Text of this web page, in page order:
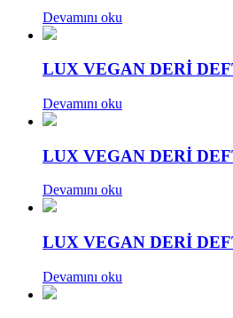
Devamını oku
LUX VEGAN DERİ
Devamını oku
LUX VEGAN DERİ
Devamını oku
LUX VEGAN DERİ
Devamını oku